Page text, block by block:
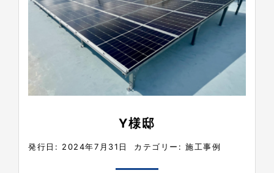
Y様邸
発行日: 2024年7月31日 カテゴリー:施工事例